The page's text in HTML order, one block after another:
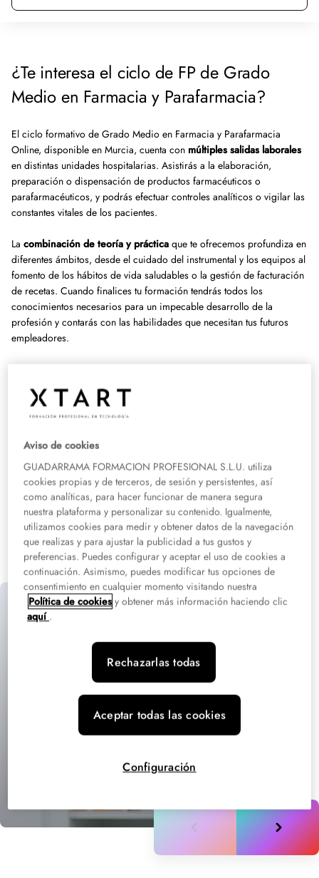
¿Te interesa el ciclo de FP de Grado
Medio en Farmacia y Parafarmacia?
El ciclo formativo de Grado Medio en Farmacia y Parafarmacia
Online, disponible en Murcia, cuenta con múltiples salidas laborales
en distintas unidades hospitalarias. Asistirás a la elaboración,
preparación o dispensación de productos farmacéuticos o
parafarmacéuticos, y podrás efectuar controles analíticos o vigilar las
constantes vitales de los pacientes.
La combinación de teoría y práctica que te ofrecemos profundiza en
diferentes ámbitos, desde el cuidado del instrumental y los equipos al
fomento de los hábitos de vida saludables o la gestión de facturación
de recetas. Cuando finalices tu formación tendrás todos los
conocimientos necesarios para un impecable desarrollo de la
profesión y contarás con las habilidades que necesitan tus futuros
empleadores.
necesidades. Nos alejamos de la idea clásica de la Formación
Profesional para poner a tu alcance la tecnología más
servicio de tu talentoy una metodología propia basada en un nuevo
Somos conscientes de que para que nuestros alumnos tomen el
rumbo laboral que deseantenemos que anticiparnos a las
demandas del mercado laboral. Por eso te ofrecemos el pasaporte
directo al puesto que siempre has soñado.
Aviso de cookies
GUADARRAMA FORMACION PROFESIONAL S.L.U. utiliza
cookies propias y de terceros, de sesión y persistentes, así
como analíticas, para hacer funcionar de manera segura
nuestra plataforma y personalizar su contenido. Igualmente,
utilizamos cookies para medir y obtener datos de la navegación
que realizas y para ajustar la publicidad a tus gustos y
preferencias. Puedes configurar y aceptar el uso de cookies a
continuación. Asimismo, puedes modificar tus opciones de
consentimiento en cualquier momento visitando nuestra
Política de cookies y obtener más información haciendo clic
aquí .
Rechazarlas todas
Aceptar todas las cookies
Configuración